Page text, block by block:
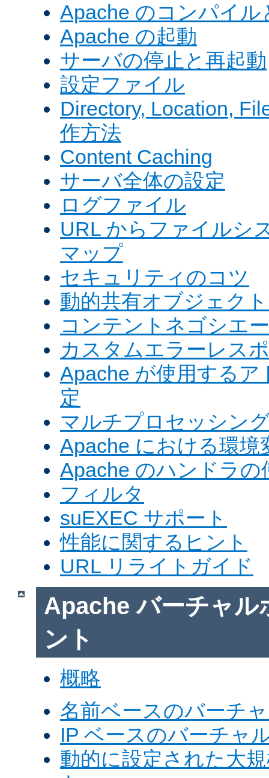
Apache のコンパイ
Apache の起動
サーバの停止と再起動
設定ファイル
Directory, Location,
作方法
Content Caching
サーバ全体の設定
ログファイル
URL からファイルシ
マップ
セキュリティのコツ
動的共有オブジェク
コンテントネゴシエ
カスタムエラーレス
Apache が使用する
定
マルチプロセッシン
Apache における環境
Apache のハンドラの
フィルタ
suEXEC サポート
性能に関するヒント
URL リライトガイド
Apache バーチャル
ント
概略
名前ベースのバーチ
IP ベースのバーチャ
動的に設定された大